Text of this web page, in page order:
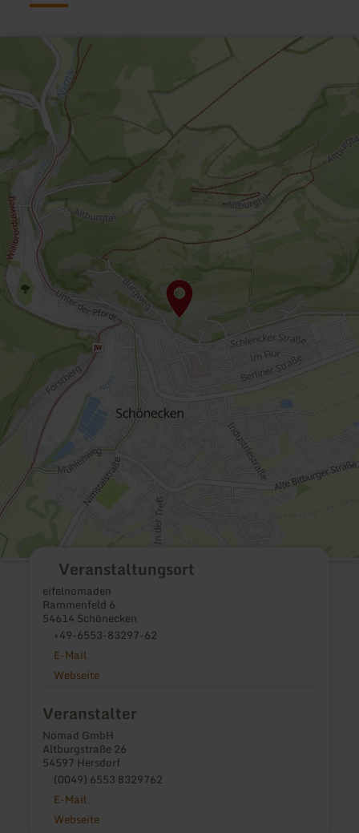
Veranstaltungsort
eifelnomaden
Rammenfeld 6
54614 Schönecken
+49-6553-83297-62
E-Mail
Webseite
Veranstalter
Nomad GmbH
Altburgstraße 26
54597 Hersdorf
(0049) 6553 8329762
E-Mail
Webseite